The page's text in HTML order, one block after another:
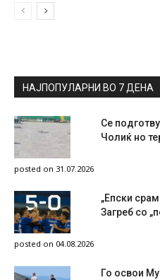
НАЈПОПУЛАРНИ ВО 7 ДЕНА
Се
Чолиќ но
posted on 31.07.2026
„Епски
Загреб со
posted on 04.08.2026
Го освои